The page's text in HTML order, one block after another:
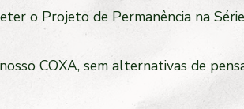
o Projeto de Permanência na
COXA, sem alternativas de